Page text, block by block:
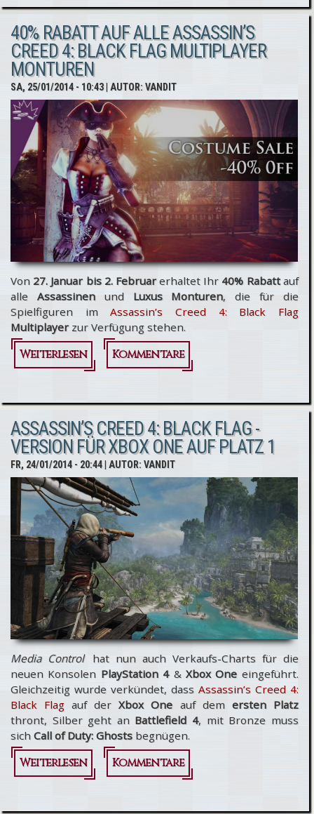
verlost
"Assassin’s
Creed 4:
Black Flag-
Mantel"
40% RABATT AUF ALLE ASSASSIN’S
CREED 4: BLACK FLAG MULTIPLAYER
MONTUREN
SA, 25/01/2014 - 10:43| AUTOR:VANDIT
Von 27. Januar bis 2. Februarerhaltet Ihr 40% Rabattauf
alle Assassinen undLuxus Monturen, die für die
Spielfiguren imAssassin’s Creed 4: Black Flag
Multiplayerzur Verfügung stehen.
Weiterlesen
über 40%
alle
Assassin’s
Creed 4:
Black Flag
Multiplayer
Monturen
Kommentare
ASSASSIN’S CREED 4: BLACK FLAG -
VERSION FÜR XBOX ONE AUF PLATZ 1
FR, 24/01/2014 - 20:44| AUTOR:VANDIT
Media Control
hat nun auch Verkaufs-Charts für die
neuen Konsolen PlayStation 4&Xbox Oneeingeführt.
Gleichzeitig wurde verkündet, dass Assassin’s Creed 4:
Black Flag auf derXbox Oneauf dem ersten Platz
thront, Silber geht an Battlefield 4, mit Bronze muss
sich Call of Duty: Ghostsbegnügen.
Weiterlesen
über
Kommentare